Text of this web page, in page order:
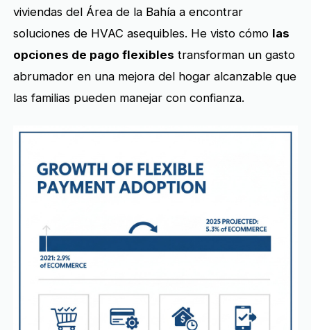
viviendas del Área de la Bahía a encontrar
soluciones de HVAC asequibles. He visto cómo las
opciones de pago flexibles transforman un gasto
abrumador en una mejora del hogar alcanzable que
las familias pueden manejar con confianza.